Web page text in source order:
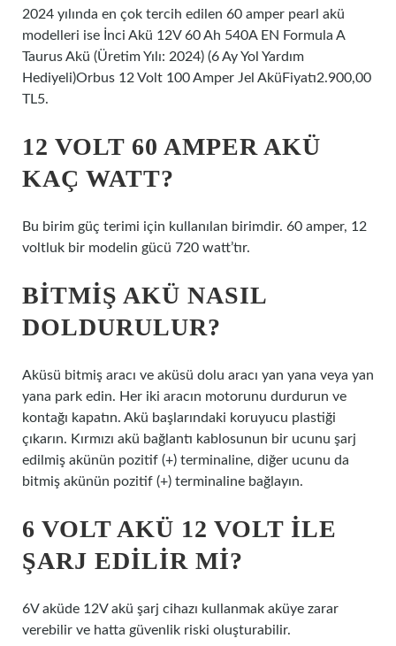
2024 yılında en çok tercih edilen 60 amper pearl akü
modelleri ise İnci Akü 12V 60 Ah 540A EN Formula A
Taurus Akü (Üretim Yılı: 2024) (6 Ay Yol Yardım
Hediyeli)Orbus 12 Volt 100 Amper Jel AküFiyatı2.900,00
TL5.
12 VOLT 60 AMPER AKÜ
KAÇ WATT?
Bu birim güç terimi için kullanılan birimdir. 60 amper, 12
voltluk bir modelin gücü 720 watt’tır.
BITMIŞ AKÜ NASIL
DOLDURULUR?
Aküsü bitmiş aracı ve aküsü dolu aracı yan yana veya yan
yana park edin. Her iki aracın motorunu durdurun ve
kontağı kapatın. Akü başlarındaki koruyucu plastiği
çıkarın. Kırmızı akü bağlantı kablosunun bir ucunu şarj
edilmiş akünün pozitif (+) terminaline, diğer ucunu da
bitmiş akünün pozitif (+) terminaline bağlayın.
6 VOLT AKÜ 12 VOLT ILE
ŞARJ EDILIR MI?
6V aküde 12V akü şarj cihazı kullanmak aküye zarar
verebilir ve hatta güvenlik riski oluşturabilir.